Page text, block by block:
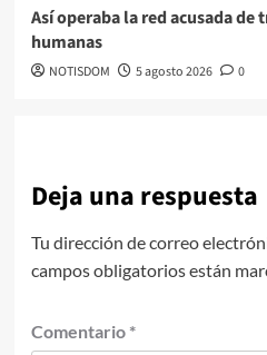
Así operaba la red acusada de
humanas
NOTISDOM 5 agosto 2026 0
Deja una respuesta
Tu dirección de correo
campos obligatorios están
Comentario *